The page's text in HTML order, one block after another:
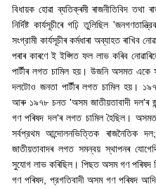
বিধায়ক হোৱা ব্যতিক্ৰমী ৰাজনীতিবিদ তথা
নির্দিষ্ট কাৰ্যসূচীৰে গঢ়ি তুলিছিল '
সংগ্রামী কাৰ্যসূচীৰ কৰ্মধাৰা অব্যাহত ৰাখিব
পৰাৰ কাৰণে ই ইপ্সিত ফল লাভ কৰিব
পার্টীৰ লগত চামিল হয়। উজনি অসমত একে
দলটোও জনতা পার্টীৰ লগত চামিল হয়।
আৰু ১৯৭৮ চনত'অসম জাতীয়তাবাদী দল'ৰ
গণ পৰিষদ দল'ৰ লগত চামিল হৈছিল।
সর্বপ্রথম আন্দোলনভিত্তিক ৰাজনৈতিক দল;
জাতীয়তাবাদৰ লগত সমন্বয় স্থাপনৰ
সুযোগ লাভ কৰিছিল। পিছত অসম গণ পৰিষদ
গণ পৰিষদ, প্রগতিবাদী অসম গণ পৰিষদ